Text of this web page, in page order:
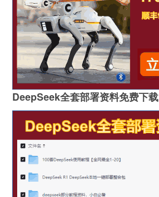
DeepSeek全套部署资料免费下载